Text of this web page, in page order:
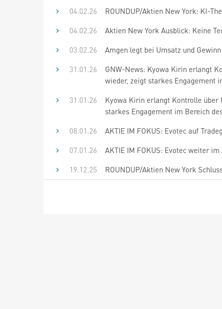
04.02.26
ROUNDUP/Aktien New York: KI-
04.02.26
Aktien New York Ausblick: Keine
03.02.26
Amgen legt bei Umsatz und
31.01.26
GNW-News: Kyowa Kirin erlangt
wieder, zeigt starkes Engagement
31.01.26
Kyowa Kirin erlangt Kontrolle
starkes Engagement im Bereich
08.01.26
AKTIE IM FOKUS: Evotec auf
07.01.26
AKTIE IM FOKUS: Evotec weiter
19.12.25
ROUNDUP/Aktien New York